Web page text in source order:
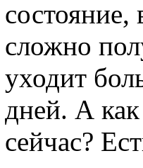
сложно
уходит
дней. А
сейчас?